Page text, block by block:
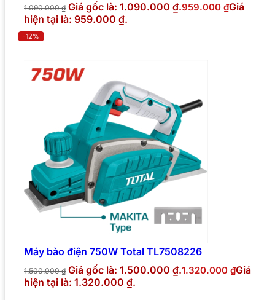
1.090.000₫ Giá gốc là: 1.090.000 ₫.959.000 ₫Giá
hiện tại là: 959.000 ₫.
-12%
Máy bào điện 750W Total TL7508226
1.500.000₫ Giá gốc là: 1.500.000 ₫.1.320.000 ₫Giá
hiện tại là: 1.320.000 ₫.